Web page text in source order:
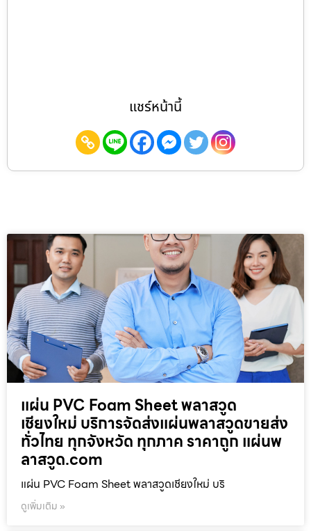
แชร์หน้านี้
แผ่น PVC Foam Sheet พลาสวูด
เชียงใหม่ บริการจัดส่งแผ่นพลาสวูดขายส่ง
ทั่วไทย ทุกจังหวัด ทุกภาค ราคาถูก แผ่นพ
ลาสวูด.com
แผ่น PVC Foam Sheet พลาสวูดเชียงใหม่ บริ
ดูเพิ่มเติม »